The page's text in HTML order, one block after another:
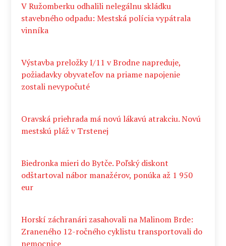
V Ružomberku odhalili nelegálnu skládku
stavebného odpadu: Mestská polícia vypátrala
vinníka
Výstavba preložky I/11 v Brodne napreduje,
požiadavky obyvateľov na priame napojenie
zostali nevypočuté
Oravská priehrada má novú lákavú atrakciu. Novú
mestskú pláž v Trstenej
Biedronka mieri do Bytče. Poľský diskont
odštartoval nábor manažérov, ponúka až 1 950
eur
Horskí záchranári zasahovali na Malinom Brde:
Zraneného 12-ročného cyklistu transportovali do
nemocnice